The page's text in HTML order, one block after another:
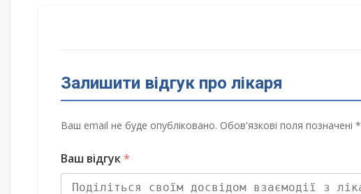
Залишити відгук про лікаря
Ваш email не буде опубліковано. Обов'язкові поля позначені *
Ваш відгук*